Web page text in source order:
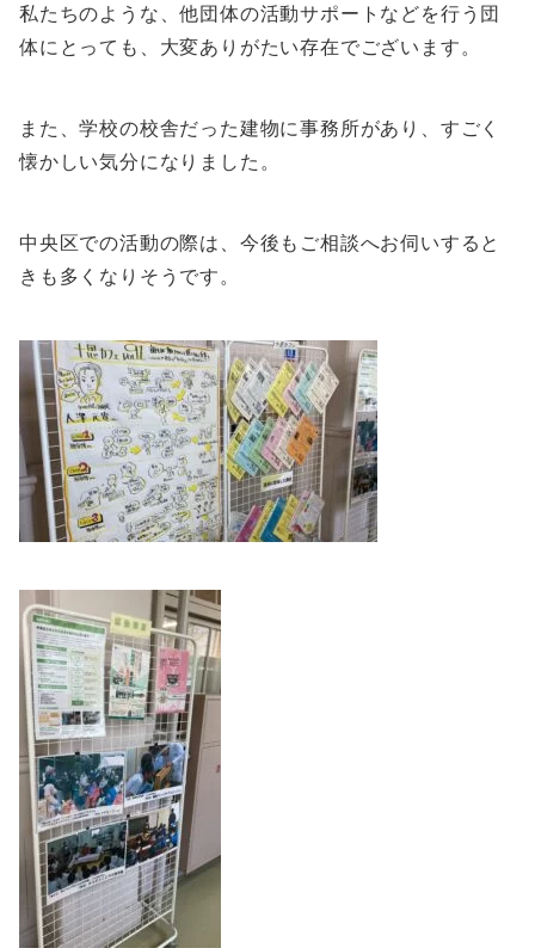
私たちのような、他団体の活動サポートなどを行う団
体にとっても、大変ありがたい存在でございます。
また、学校の校舎だった建物に事務所があり、すごく
懐かしい気分になりました。
中央区での活動の際は、今後もご相談へお伺いすると
きも多くなりそうです。